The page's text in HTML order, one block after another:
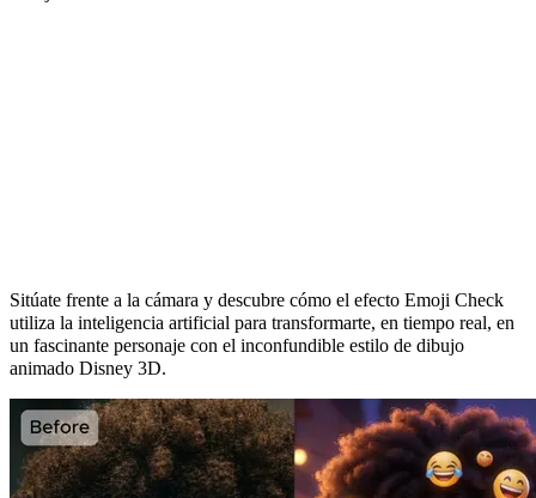
Sitúate frente a la cámara y descubre cómo el efecto Emoji Check
utiliza la inteligencia artificial para transformarte, en tiempo real, en
un fascinante personaje con el inconfundible estilo de dibujo
animado Disney 3D.